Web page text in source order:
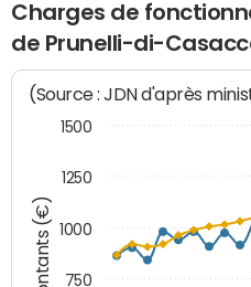
Charges de
de Prunelli-di-
Montants (€)
(Source : JDN d'après
750
1000
1250
1500